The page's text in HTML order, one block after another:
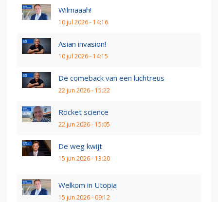
Wilmaaah!
10 jul 2026 - 14:16
Asian invasion!
10 jul 2026 - 14:15
De comeback van een luchtreus
22 jun 2026 - 15:22
Rocket science
22 jun 2026 - 15:05
De weg kwijt
15 jun 2026 - 13:20
Welkom in Utopia
15 jun 2026 - 09:12